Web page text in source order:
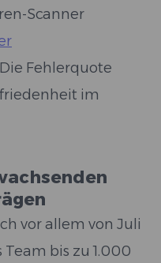
Scanner
Die Fehlerquote
im
vor allem von Juli
bis zu 1.000